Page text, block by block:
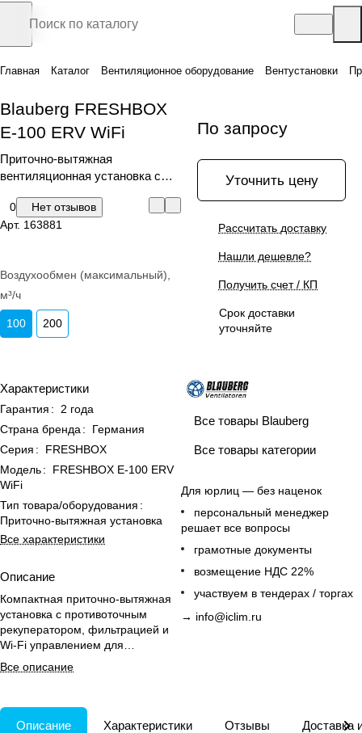
Главная Каталог Вентиляционное оборудование Вентустановки
Blauberg FRESHBOX
E-100 ERV WiFi
Приточно-вытяжная
вентиляционная установка с
0
Нет отзывов
Арт. 163881
Воздухообмен (максимальный),
м³/ч
100 200
Характеристики
Гарантия :
2 года
Страна бренда :
Германия
Серия :
FRESHBOX
Модель:
FRESHBOX E-100 ERV
WiFi
Тип товара/оборудования :
Приточно-вытяжная установка
Все характеристики
Описание
Компактная приточно-вытяжная
установка с противоточным
рекуператором, фильтрацией и
Wi-Fi управлением для
эффективной вентиляции
квартиры.
Все описание
По запросу
Уточнить цену
Рассчитать доставку
Нашли дешевле?
Получить счет / КП
Срок доставки
уточняйте
Все товары Blauberg
Все товары категории
Для юрлиц — без наценок
персональный менеджер
решает все вопросы
грамотные документы
возмещение НДС 22%
участвуем в тендерах / торгах
→ info@iclim.ru
Описание Характеристики Отзывы Доставка